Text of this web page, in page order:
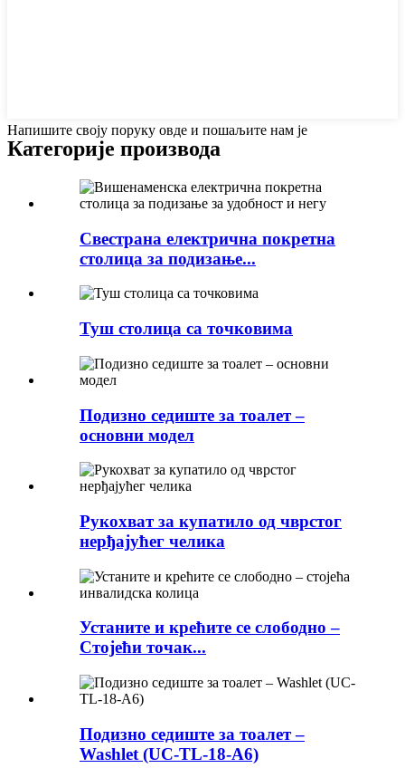
Напишите своју поруку овде и пошаљите нам је
Категорије производа
Свестрана електрична покретна
столица за подизање...
Туш столица са точковима
Подизно седиште за тоалет –
основни модел
Рукохват за купатило од чврстог
нерђајућег челика
Устаните и крећите се слободно –
Стојећи точак...
Подизно седиште за тоалет –
Washlet (UC-TL-18-A6)